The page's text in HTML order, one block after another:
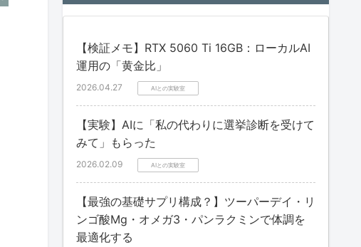
【検証メモ】RTX 5060 Ti 16GB：ローカルAI
運用の「黄金比」
2026.04.27 AIとの実験室
【実験】AIに「私の代わりに選挙診断を受けて
みて」もらった
2026.02.09 AIとの実験室
【最強の基礎サプリ構成？】ツーパーデイ・リ
ンゴ酸Mg・オメガ3・パンラクミンで体調を
最適化する